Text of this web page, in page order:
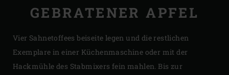
GEBRATENER APFEL
Vier Sahnetoffees beiseite legen und die restlichen
Exemplare in einer Küchenmaschine oder mit der
Hackmühle des Stabmixers fein mahlen. Bis zur